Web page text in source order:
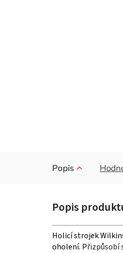
Popis
Holicí strojek
oholení. Přizpůsobí